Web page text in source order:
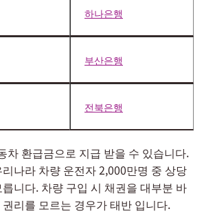
하나은행
부산은행
전북은행
차 환급금으로 지급 받을 수 있습니다.
나라 차량 운전자 2,000만명 중 상당
니다. 차량 구입 시 채권을 대부분 바
리를 모르는 경우가 태반 입니다.